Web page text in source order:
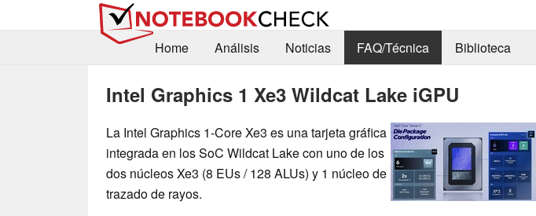
Home
Análisis Noticias FAQ/Técnica Biblioteca
Intel Graphics 1 Xe3 Wildcat Lake iGPU
La Intel Graphics 1-Core Xe3 es una tarjeta gráfica
integrada en los SoC Wildcat Lake con uno de los
dos núcleos Xe3 (8 EUs / 128 ALUs) y 1 núcleo de
trazado de rayos.